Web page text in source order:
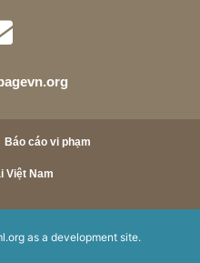
Báo cáo vi phạm
Việt Nam
as a development site.